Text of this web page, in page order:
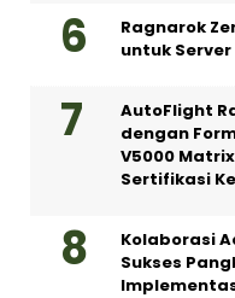
Ragnarok
untuk
AutoFlight
dengan
V5000
Sertifikasi
Kolaborasi
Sukses